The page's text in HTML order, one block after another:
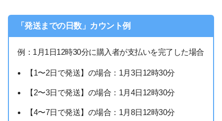
「発送までの日数」カウント例
例：1月1日12時30分に購入者が支払いを完了した場合
【1〜2日で発送】の場合：1月3日12時30分
【2〜3日で発送】の場合：1月4日12時30分
【4〜7日で発送】の場合：1月8日12時30分